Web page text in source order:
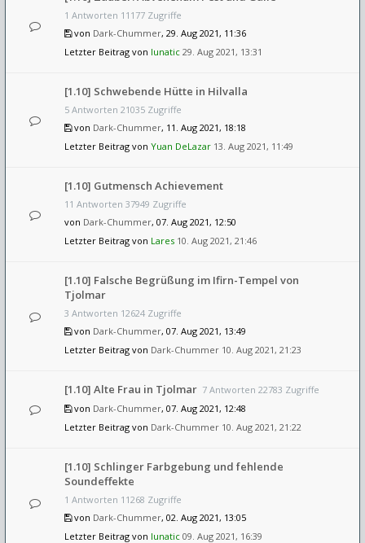
1 Antworten 11177 Zugriffe
von Dark-Chummer, 29. Aug 2021, 11:36
Letzter Beitrag von lunatic 29. Aug 2021, 13:31
[1.10] Schwebende Hütte in Hilvalla
5 Antworten 21035 Zugriffe
von Dark-Chummer, 11. Aug 2021, 18:18
Letzter Beitrag von Yuan DeLazar 13. Aug 2021, 11:49
[1.10] Gutmensch Achievement
11 Antworten 37949 Zugriffe
von Dark-Chummer, 07. Aug 2021, 12:50
Letzter Beitrag von Lares 10. Aug 2021, 21:46
[1.10] Falsche Begrüßung im Ifirn-Tempel von
Tjolmar
3 Antworten 12624 Zugriffe
von Dark-Chummer, 07. Aug 2021, 13:49
Letzter Beitrag von Dark-Chummer 10. Aug 2021, 21:23
[1.10] Alte Frau in Tjolmar 7 Antworten 22783 Zugriffe
von Dark-Chummer, 07. Aug 2021, 12:48
Letzter Beitrag von Dark-Chummer 10. Aug 2021, 21:22
[1.10] Schlinger Farbgebung und fehlende
Soundeffekte
1 Antworten 11268 Zugriffe
von Dark-Chummer, 02. Aug 2021, 13:05
Letzter Beitrag von lunatic 09. Aug 2021, 16:39